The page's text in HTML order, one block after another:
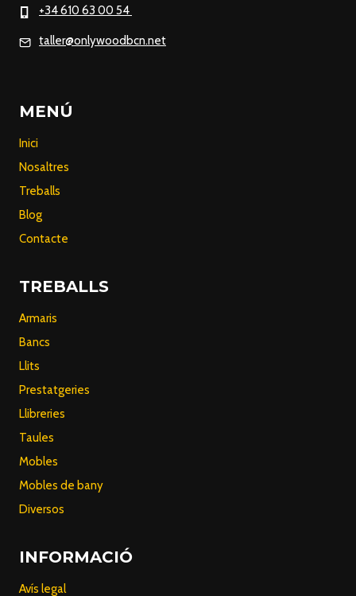
+34 610 63 00 54
taller@onlywoodbcn.net
MENÚ
Inici
Nosaltres
Treballs
Blog
Contacte
TREBALLS
Armaris
Bancs
Llits
Prestatgeries
Llibreries
Taules
Mobles
Mobles de bany
Diversos
INFORMACIÓ
Avís legal